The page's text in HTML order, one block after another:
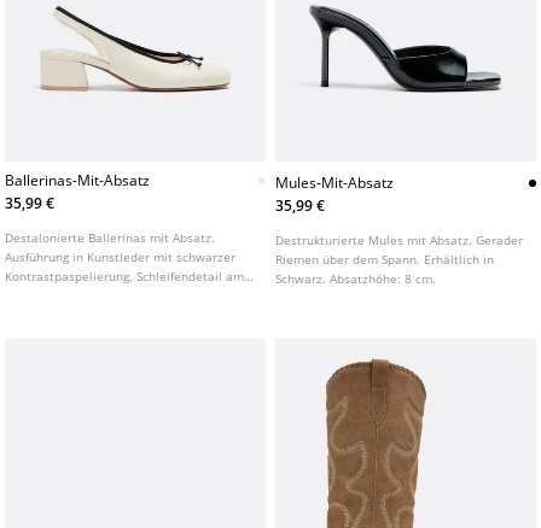
Ballerinas-Mit-Absatz
35,99 €
Destalonierte Ballerinas mit Absatz.
Ausführung in Kunstleder mit schwarzer
Kontrastpaspelierung. Schleifendetail am
Mules-Mit-Absatz
35,99 €
Destrukturierte Mules mit Absatz. Gerader
Riemen über dem Spann. Erhältlich in
Schwarz. Absatzhöhe: 8 cm.